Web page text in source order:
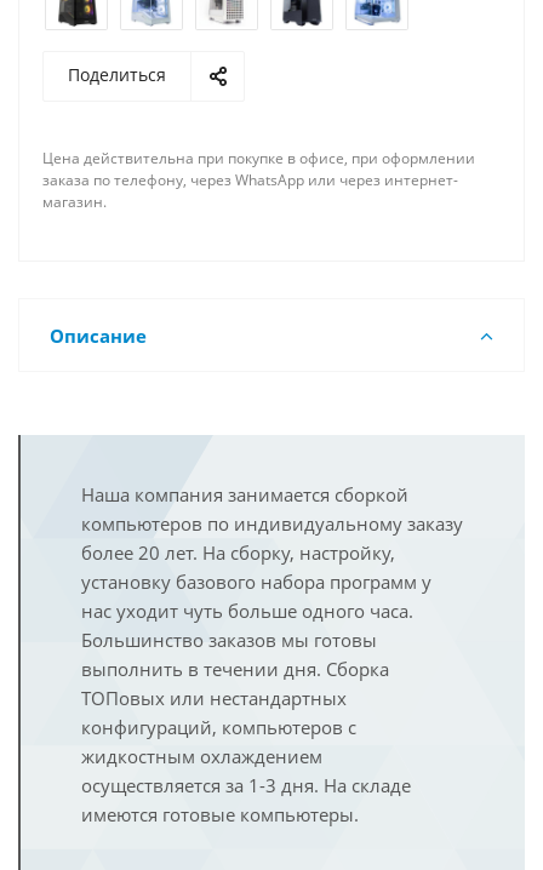
Поделиться
Цена действительна при покупке в офисе, при оформлении
заказа по телефону, через WhatsApp или через интернет-
магазин.
Описание
Наша компания занимается сборкой
компьютеров по индивидуальному заказу
более 20 лет. На сборку, настройку,
установку базового набора программ у
нас уходит чуть больше одного часа.
Большинство заказов мы готовы
выполнить в течении дня. Сборка
ТОПовых или нестандартных
конфигураций, компьютеров с
жидкостным охлаждением
осуществляется за 1-3 дня. На складе
имеются готовые компьютеры.